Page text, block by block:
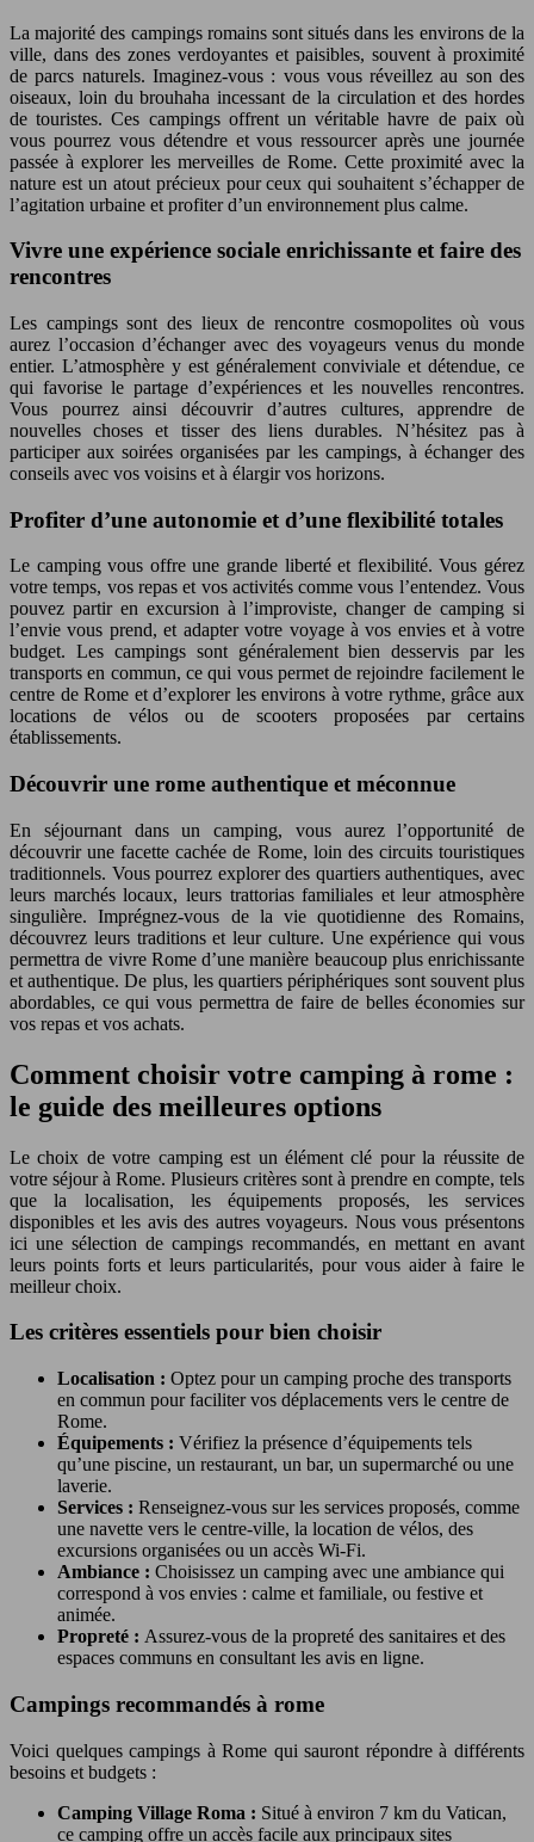
La majorité des campings romains sont situés dans les environs de la
ville, dans des zones verdoyantes et paisibles, souvent à proximité
de parcs naturels. Imaginez-vous : vous vous réveillez au son des
oiseaux, loin du brouhaha incessant de la circulation et des hordes
de touristes. Ces campings offrent un véritable havre de paix où
vous pourrez vous détendre et vous ressourcer après une journée
passée à explorer les merveilles de Rome. Cette proximité avec la
nature est un atout précieux pour ceux qui souhaitent s’échapper de
l’agitation urbaine et profiter d’un environnement plus calme.
Vivre une expérience sociale enrichissante et faire des
rencontres
Les campings sont des lieux de rencontre cosmopolites où vous
aurez l’occasion d’échanger avec des voyageurs venus du monde
entier. L’atmosphère y est généralement conviviale et détendue, ce
qui favorise le partage d’expériences et les nouvelles rencontres.
Vous pourrez ainsi découvrir d’autres cultures, apprendre de
nouvelles choses et tisser des liens durables. N’hésitez pas à
participer aux soirées organisées par les campings, à échanger des
conseils avec vos voisins et à élargir vos horizons.
Profiter d’une autonomie et d’une flexibilité totales
Le camping vous offre une grande liberté et flexibilité. Vous gérez
votre temps, vos repas et vos activités comme vous l’entendez. Vous
pouvez partir en excursion à l’improviste, changer de camping si
l’envie vous prend, et adapter votre voyage à vos envies et à votre
budget. Les campings sont généralement bien desservis par les
transports en commun, ce qui vous permet de rejoindre facilement le
centre de Rome et d’explorer les environs à votre rythme, grâce aux
locations de vélos ou de scooters proposées par certains
établissements.
Découvrir une rome authentique et méconnue
En séjournant dans un camping, vous aurez l’opportunité de
découvrir une facette cachée de Rome, loin des circuits touristiques
traditionnels. Vous pourrez explorer des quartiers authentiques, avec
leurs marchés locaux, leurs trattorias familiales et leur atmosphère
singulière. Imprégnez-vous de la vie quotidienne des Romains,
découvrez leurs traditions et leur culture. Une expérience qui vous
permettra de vivre Rome d’une manière beaucoup plus enrichissante
et authentique. De plus, les quartiers périphériques sont souvent plus
abordables, ce qui vous permettra de faire de belles économies sur
vos repas et vos achats.
Comment choisir votre camping à rome :
le guide des meilleures options
Le choix de votre camping est un élément clé pour la réussite de
votre séjour à Rome. Plusieurs critères sont à prendre en compte, tels
que la localisation, les équipements proposés, les services
disponibles et les avis des autres voyageurs. Nous vous présentons
ici une sélection de campings recommandés, en mettant en avant
leurs points forts et leurs particularités, pour vous aider à faire le
meilleur choix.
Les critères essentiels pour bien choisir
Localisation : Optez pour un camping proche des transports
en commun pour faciliter vos déplacements vers le centre de
Rome.
Équipements : Vérifiez la présence d’équipements tels
qu’une piscine, un restaurant, un bar, un supermarché ou une
laverie.
Services : Renseignez-vous sur les services proposés, comme
une navette vers le centre-ville, la location de vélos, des
excursions organisées ou un accès Wi-Fi.
Ambiance : Choisissez un camping avec une ambiance qui
correspond à vos envies : calme et familiale, ou festive et
animée.
Propreté : Assurez-vous de la propreté des sanitaires et des
espaces communs en consultant les avis en ligne.
Campings recommandés à rome
Voici quelques campings à Rome qui sauront répondre à différents
besoins et budgets :
Camping Village Roma : Situé à environ 7 km du Vatican,
ce camping offre un accès facile aux principaux sites